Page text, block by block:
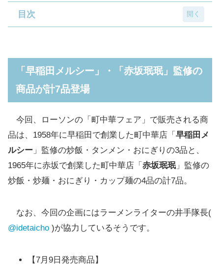
目次
品が計7品登場
【7月9日発売】早稲田メルシー監修 肉チャー
ハン
【7月9日発売】エースコック 赤坂珉珉監修
ドラゴン味噌タンメン麺大盛り
【7月16日発売】早稲田メルシー監修 タンメ
ン
オムライスおにぎり
【7月16日発売】赤坂珉珉監修 ドラゴン炒麺
【7月16日発売】赤坂珉珉監修 ドラゴン炒飯
「早稲田メルシー」・「赤坂珉珉」監修の
商品が計7品登場
今回、ローソンの「町中華フェア」で販売される商
品は、1958年に早稲田で創業した町中華店「 早稲田メ
ルシー 」監修の炒飯・タンメン・おにぎりの3品と、
1965年に赤坂で創業した町中華店「 赤坂珉珉 」監修の
炒飯・炒麺・おにぎり・カップ麺の4品の計7品。
なお、今回の企画にはラーメンライターの井手隊長(
@idetaicho )が協力しているそうです。
【7月9日発売商品】